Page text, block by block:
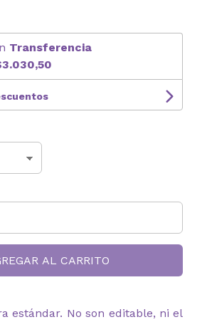
Transferencia
AL CARRITO
estándar. No son editable, ni el